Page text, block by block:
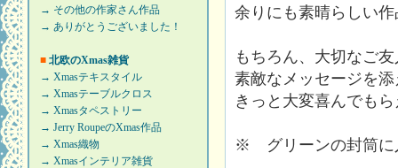
→ その他の作家さん作品
→ ありがとうございました！
■ 北欧のXmas雑貨
→ Xmasテキスタイル
→ Xmasテーブルクロス
→ Xmasタペストリー
→ Jerry RoupeのXmas作品
→ Xmas織物
→ Xmasインテリア雑貨
余りにも素晴らしい
もちろん、大切なご
素敵なメッセージを
きっと大変喜んでも
※ グリーンの封筒に